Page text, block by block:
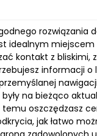
idealnym
kontakt z
informacji
na bieżąco
oszczędzasz
jak łatwo